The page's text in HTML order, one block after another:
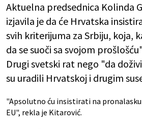
Aktuelna predsednica Kolinda
izjavila je da će Hrvatska
svih kriterijuma za Srbiju, koja,
da se suoči sa svojom
Drugi svetski rat nego "da
su uradili Hrvatskoj i drugim
"Apsolutno ću insistirati na
EU", rekla je Kitarović.